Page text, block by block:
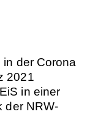
der Corona
2021
in einer
der NRW-